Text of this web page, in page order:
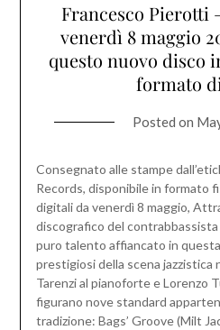
Francesco Pierotti
venerdì 8 maggio
questo nuovo disco
formato
Posted on
Consegnato alle stampe
Records, disponibile in formato
digitali da venerdì 8 maggio,
discografico del
puro talento affiancato in
prestigiosi della scena jazzistica
Tarenzi al pianoforte e Lorenzo
figurano nove standard
tradizione: Bags’ Groove (Milt